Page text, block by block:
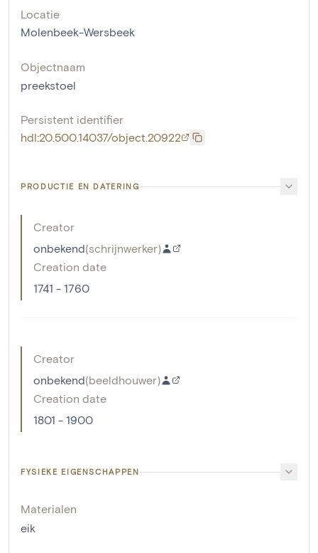
Locatie
Molenbeek-Wersbeek
Objectnaam
preekstoel
Persistent identifier
hdl:20.500.14037/object.20922
PRODUCTIE EN DATERING
Creator
onbekend(schrijnwerker)
Creation date
1741 - 1760
Creator
onbekend(beeldhouwer)
Creation date
1801 - 1900
FYSIEKE EIGENSCHAPPEN
Materialen
eik